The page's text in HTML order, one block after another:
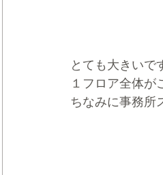
とても大きいで
１フロア全体が
ちなみに事務所